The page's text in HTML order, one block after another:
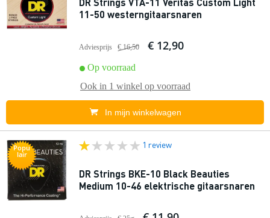
11-50 westerngitaarsnaren
Adviesprijs € 16,50 € 12,90
Op voorraad
Ook in 1 winkel op voorraad
In mijn winkelwagen
Popu
lair
1 review
DR Strings BKE-10 Black Beauties
Medium 10-46 elektrische gitaarsnaren